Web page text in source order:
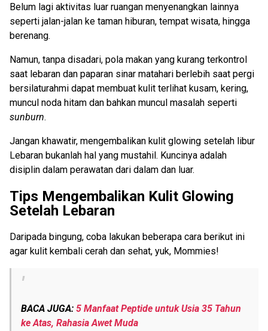
Belum lagi aktivitas luar ruangan menyenangkan lainnya
seperti jalan-jalan ke taman hiburan, tempat wisata, hingga
berenang.
Namun, tanpa disadari, pola makan yang kurang terkontrol
saat lebaran dan paparan sinar matahari berlebih saat pergi
bersilaturahmi dapat membuat kulit terlihat kusam, kering,
muncul noda hitam dan bahkan muncul masalah seperti
sunburn.
Jangan khawatir, mengembalikan kulit glowing setelah libur
Lebaran bukanlah hal yang mustahil. Kuncinya adalah
disiplin dalam perawatan dari dalam dan luar.
Tips Mengembalikan Kulit Glowing
Setelah Lebaran
Daripada bingung, coba lakukan beberapa cara berikut ini
agar kulit kembali cerah dan sehat, yuk, Mommies!
BACA JUGA: 5 Manfaat Peptide untuk Usia 35 Tahun
ke Atas, Rahasia Awet Muda